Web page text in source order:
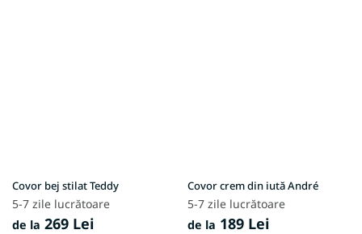
Covor bej stilat Teddy
5-7 zile lucrătoare
de la 269 Lei
Covor crem din iută André
5-7 zile lucrătoare
de la 189 Lei